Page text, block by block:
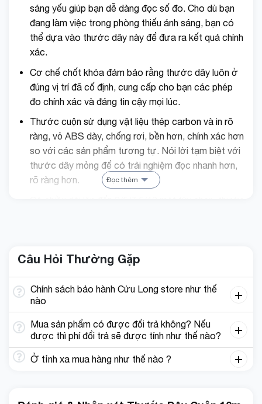
sáng yếu giúp bạn dễ dàng đọc số đo. Cho dù bạn
đang làm việc trong phòng thiếu ánh sáng, bạn có
thể dựa vào thước dây này để đưa ra kết quả chính
xác.
Cơ chế chốt khóa đảm bảo rằng thước dây luôn ở
đúng vị trí đã cố định, cung cấp cho bạn các phép
đo chính xác và đáng tin cậy mọi lúc.
Thước cuộn sử dụng vật liệu thép carbon và in rõ
ràng, vỏ ABS dày, chống rơi, bền hơn, chính xác hơn
so với các sản phẩm tương tự. Nói lời tạm biệt với
thước dây mỏng để có trải nghiệm đọc nhanh hơn,
rõ ràng hơn.
bạn dễ dàng có được các phép đo chính xác mà
Thước dây cuộn thiết kế công thái học có tay cầm
bảo rằng bạn có thể sử dụng trong thời gian dài mà
không cảm thấy khó chịu.
THƯỚC DÂY CUỘN THÉP KHÔNG GỈ HUỲNH
Đọc thêm
Câu Hỏi Thường Gặp
Chính sách bảo hành Cửu Long store như thế
nào
Mua sản phẩm có được đổi trả không? Nếu
được thì phí đổi trả sẽ được tính như thế nào?
Ở tỉnh xa mua hàng như thế nào ?